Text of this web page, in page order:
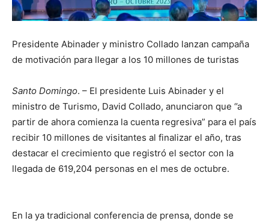
Presidente Abinader y ministro Collado lanzan campaña
de motivación para llegar a los 10 millones de turistas
Santo Domingo. – El presidente Luis Abinader y el
ministro de Turismo, David Collado, anunciaron que ‘’a
partir de ahora comienza la cuenta regresiva” para el país
recibir 10 millones de visitantes al finalizar el año, tras
destacar el crecimiento que registró el sector con la
llegada de 619,204 personas en el mes de octubre.
En la ya tradicional conferencia de prensa, donde se